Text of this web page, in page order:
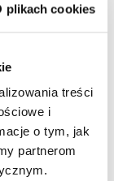
plikach cookies
treści
i
o tym, jak
partnerom